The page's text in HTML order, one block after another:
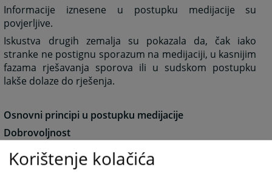
Informacije iznesene u postupku medijacije su
povjerljive.
Iskustva drugih zemalja su pokazala da, čak iako
stranke ne postignu sporazum na medijaciji, u kasnijim
fazama rješavanja sporova ili u sudskom postupku
lakše dolaze do rješenja.
Osnovni principi u postupku medijacije
Dobrovoljnost
Strane u sporu dobrovoljno pokreću postupak
medijacije i sudjeluju u postizanju sporazuma.
Korištenje kolačića